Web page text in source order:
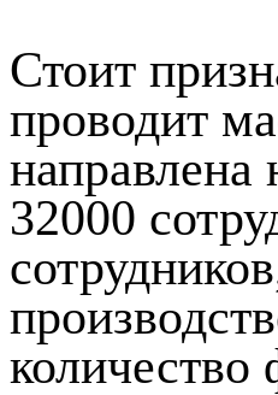
Стоит
проводит
направлена
32000
количество